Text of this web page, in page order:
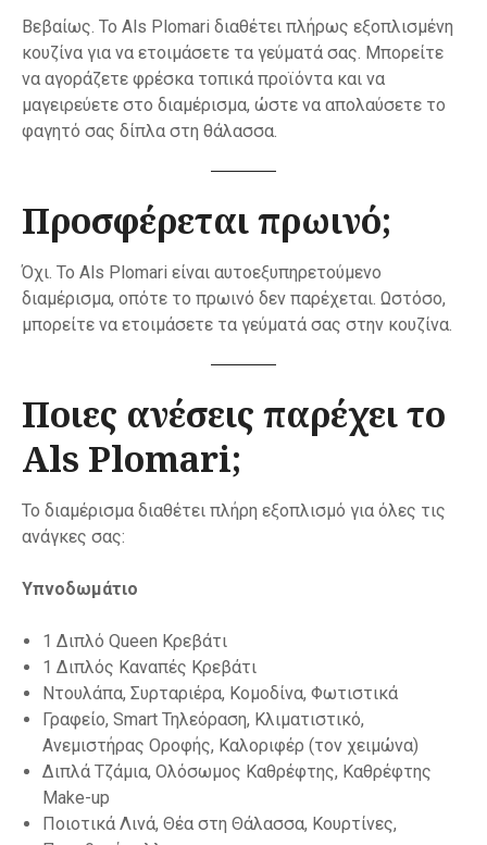
Βεβαίως. Το Als Plomari διαθέτει πλήρως εξοπλισμένη
κουζίνα για να ετοιμάσετε τα γεύματά σας. Μπορείτε
να αγοράζετε φρέσκα τοπικά προϊόντα και να
μαγειρεύετε στο διαμέρισμα, ώστε να απολαύσετε το
φαγητό σας δίπλα στη θάλασσα.
Προσφέρεται πρωινό;
Όχι. Το Als Plomari είναι αυτοεξυπηρετούμενο
διαμέρισμα, οπότε το πρωινό δεν παρέχεται. Ωστόσο,
μπορείτε να ετοιμάσετε τα γεύματά σας στην κουζίνα.
Ποιες ανέσεις παρέχει το
Als Plomari;
Το διαμέρισμα διαθέτει πλήρη εξοπλισμό για όλες τις
ανάγκες σας:
Υπνοδωμάτιο
1 Διπλό Queen Κρεβάτι
1 Διπλός Καναπές Κρεβάτι
Ντουλάπα, Συρταριέρα, Κομοδίνα, Φωτιστικά
Γραφείο, Smart Τηλεόραση, Κλιματιστικό,
Ανεμιστήρας Οροφής, Καλοριφέρ (τον χειμώνα)
Διπλά Τζάμια, Ολόσωμος Καθρέφτης, Καθρέφτης
Make-up
Ποιοτικά Λινά, Θέα στη Θάλασσα, Κουρτίνες,